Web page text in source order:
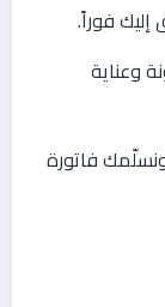
فوراً.
وعناية
فاتورة